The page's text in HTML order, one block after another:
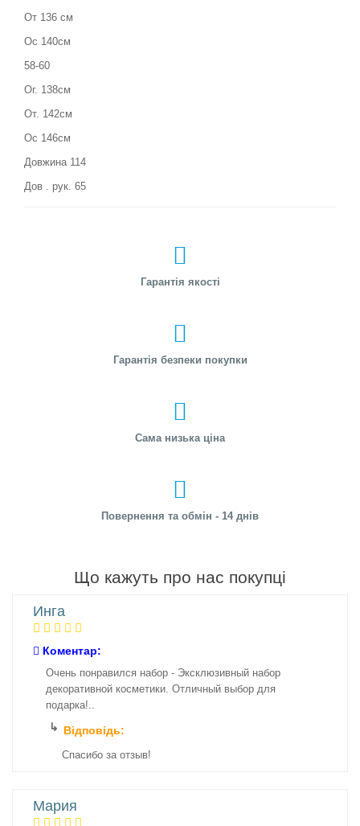
От 136 см
Ос 140см
58-60
Ог. 138см
От. 142см
Ос 146см
Довжина 114
Дов . рук. 65
Гарантія якості
Гарантія безпеки покупки
Сама низька ціна
Повернення та обмін - 14 днів
Що кажуть про нас покупці
Инга
Коментар:
Очень понравился набор - Эксклюзивный набор
декоративной косметики. Отличный выбор для
подарка!..
Відповідь:
Спасибо за отзыв!
Мария